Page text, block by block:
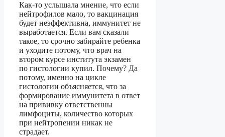
Как-то услышала мнение, что если
нейтрофилов мало, то вакцинация
будет неэффективна, иммунитет не
выработается. Если вам сказали
такое, то срочно забирайте ребенка
и уходите потому, что врач на
втором курсе института экзамен
по гистологии купил. Почему? Да
потому, именно на цикле
гистологии объясняется, что за
формирование иммунитета в ответ
на прививку ответственны
лимфоциты, количество которых
при нейтропении никак не
страдает.